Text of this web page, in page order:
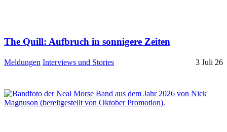
The Quill: Aufbruch in sonnigere Zeiten
Meldungen Interviews und Stories 3 Juli 26